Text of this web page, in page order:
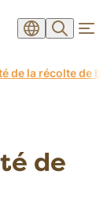
de la récolte de
de